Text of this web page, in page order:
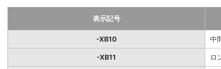
表示記号
-XB10 中
-XB11 ロ